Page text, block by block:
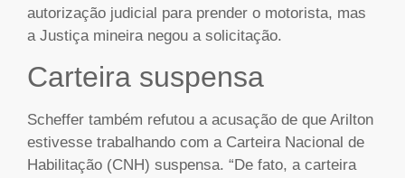
autorização judicial para prender o motorista, mas
a Justiça mineira negou a solicitação.
Carteira suspensa
Scheffer também refutou a acusação de que Arilton
estivesse trabalhando com a Carteira Nacional de
Habilitação (CNH) suspensa. “De fato, a carteira